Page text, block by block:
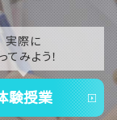
実際に
てみよう！
験授業